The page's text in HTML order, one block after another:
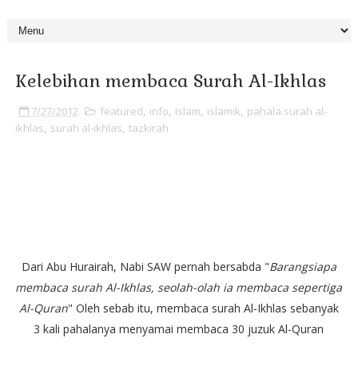
Kelebihan membaca Surah Al-Ikhlas
7/27/2012 featured info Islam islamik pahala surah al-
ikhlas surah al-ikhlas tazkirah
Dari Abu Hurairah, Nabi SAW pernah bersabda "Barangsiapa
membaca surah Al-Ikhlas, seolah-olah ia membaca sepertiga
Al-Quran" Oleh sebab itu, membaca surah Al-Ikhlas sebanyak
3 kali pahalanya menyamai membaca 30 juzuk Al-Quran